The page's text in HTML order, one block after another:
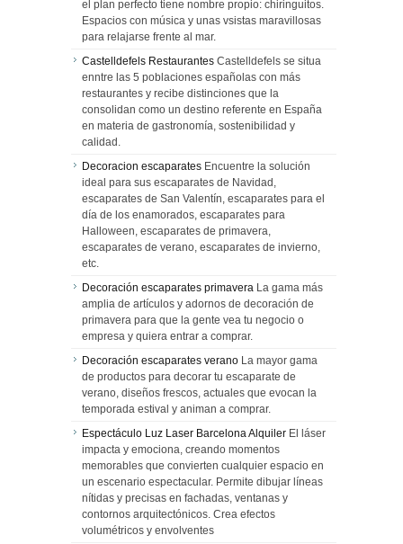
el plan perfecto tiene nombre propio: chiringuitos.
Espacios con música y unas vsistas maravillosas
para relajarse frente al mar.
Castelldefels Restaurantes Castelldefels se situa
enntre las 5 poblaciones españolas con más
restaurantes y recibe distinciones que la
consolidan como un destino referente en España
en materia de gastronomía, sostenibilidad y
calidad.
Decoracion escaparates Encuentre la solución
ideal para sus escaparates de Navidad,
escaparates de San Valentín, escaparates para el
día de los enamorados, escaparates para
Halloween, escaparates de primavera,
escaparates de verano, escaparates de invierno,
etc.
Decoración escaparates primavera La gama más
amplia de artículos y adornos de decoración de
primavera para que la gente vea tu negocio o
empresa y quiera entrar a comprar.
Decoración escaparates verano La mayor gama
de productos para decorar tu escaparate de
verano, diseños frescos, actuales que evocan la
temporada estival y animan a comprar.
Espectáculo Luz Laser Barcelona Alquiler El láser
impacta y emociona, creando momentos
memorables que convierten cualquier espacio en
un escenario espectacular. Permite dibujar líneas
nítidas y precisas en fachadas, ventanas y
contornos arquitectónicos. Crea efectos
volumétricos y envolventes